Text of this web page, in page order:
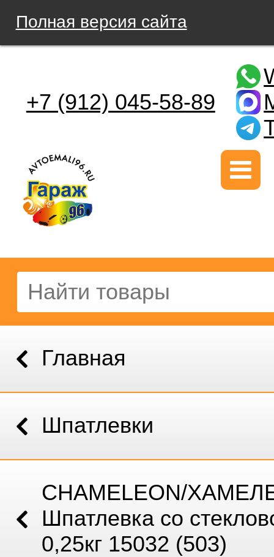
Полная версия сайта
+7 (912) 045-58-89
Главная
Шпатлевки
CHAMELEON/
Шпатлевка со
0,25кг 15032 (503)